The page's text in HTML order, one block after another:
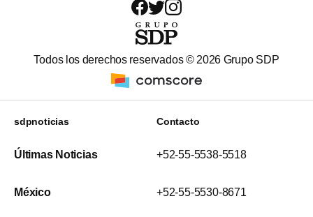
Todos los derechos reservados ©2026 Grupo SDP
sdpnoticias
Últimas Noticias
México
Contacto
+52-55-5538-5518
+52-55-5530-8671